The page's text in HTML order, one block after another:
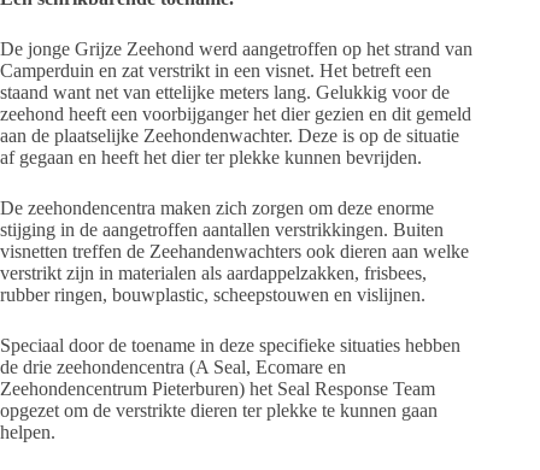
De jonge Grijze Zeehond werd aangetroffen op het strand van
Camperduin en zat verstrikt in een visnet. Het betreft een
staand want net van ettelijke meters lang. Gelukkig voor de
zeehond heeft een voorbijganger het dier gezien en dit gemeld
aan de plaatselijke Zeehondenwachter. Deze is op de situatie
af gegaan en heeft het dier ter plekke kunnen bevrijden.
De zeehondencentra maken zich zorgen om deze enorme
stijging in de aangetroffen aantallen verstrikkingen. Buiten
visnetten treffen de Zeehandenwachters ook dieren aan welke
verstrikt zijn in materialen als aardappelzakken, frisbees,
rubber ringen, bouwplastic, scheepstouwen en vislijnen.
Speciaal door de toename in deze specifieke situaties hebben
de drie zeehondencentra (A Seal, Ecomare en
Zeehondencentrum Pieterburen) het Seal Response Team
opgezet om de verstrikte dieren ter plekke te kunnen gaan
helpen.